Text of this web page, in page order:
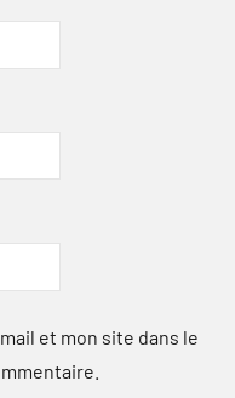
et mon site dans le